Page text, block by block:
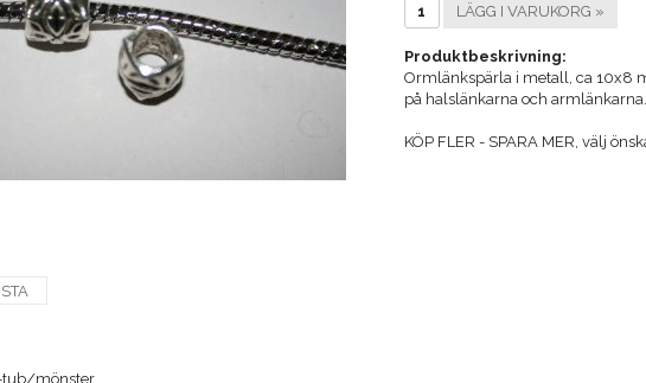
LÄGG I VARUKORG »
Produktbeskrivning:
Ormlänkspärla i metall, ca 10x8
på halslänkarna och armlänkarna.
KÖP FLER - SPARA MER, välj
mönster